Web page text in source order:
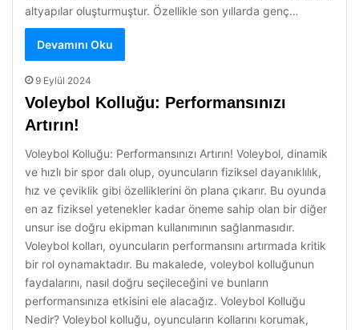
altyapılar oluşturmuştur. Özellikle son yıllarda genç…
Devamını Oku
9 Eylül 2024
Voleybol Kolluğu: Performansınızı
Artırın!
Voleybol Kolluğu: Performansınızı Artırın! Voleybol, dinamik
ve hızlı bir spor dalı olup, oyuncuların fiziksel dayanıklılık,
hız ve çeviklik gibi özelliklerini ön plana çıkarır. Bu oyunda
en az fiziksel yetenekler kadar öneme sahip olan bir diğer
unsur ise doğru ekipman kullanımının sağlanmasıdır.
Voleybol kolları, oyuncuların performansını artırmada kritik
bir rol oynamaktadır. Bu makalede, voleybol kolluğunun
faydalarını, nasıl doğru seçileceğini ve bunların
performansınıza etkisini ele alacağız. Voleybol Kolluğu
Nedir? Voleybol kolluğu, oyuncuların kollarını korumak,